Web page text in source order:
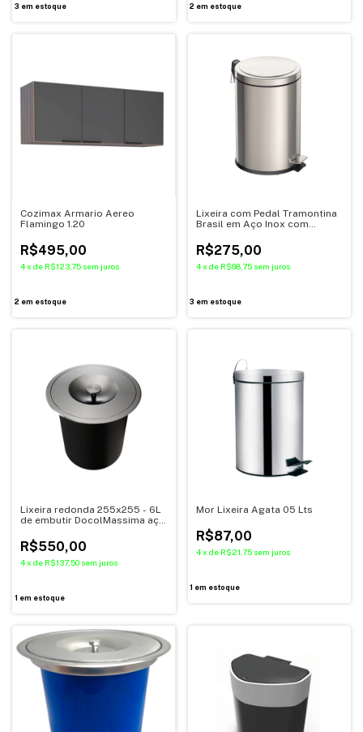
3 em estoque 2 em estoque
Cozimax Armario Aereo
Flamingo 1.20
R$495,00
4x de R$123,75 sem juros
2 em estoque
Lixeira com Pedal Tramontina
Brasil em Aço Inox com
Interno 20 L
R$275,00
4 x de R$68,75 sem juros
3 em estoque
Lixeira redonda 255x255 - 6L
de embutir DocolMassima aço
R$550,00
4x de R$137,50 sem juros
1 em estoque
Mor Lixeira Agata 05 Lts
R$87,00
4 x de R$21,75 sem juros
1 em estoque